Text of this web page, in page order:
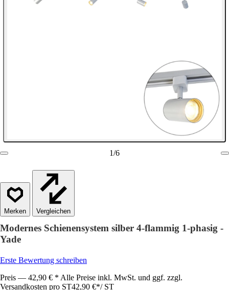
1/6
Vergleichen
Modernes Schienensystem silber 4-flammig 1-phasig -
Yade
Erste Bewertung schreiben
Preis — 42,90 € * Alle Preise inkl. MwSt. und ggf. zzgl.
Versandkosten pro ST42,90 €*/ ST